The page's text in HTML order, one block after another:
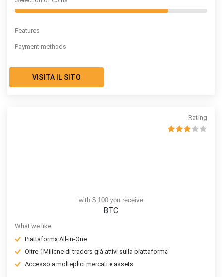
Features
Payment methods
VISITA IL SITO
Rating
with $ 100 you receive
BTC
What we like
Piattaforma All-in-One
Oltre 1Milione di traders già attivi sulla piattaforma
Accesso a molteplici mercati e assets